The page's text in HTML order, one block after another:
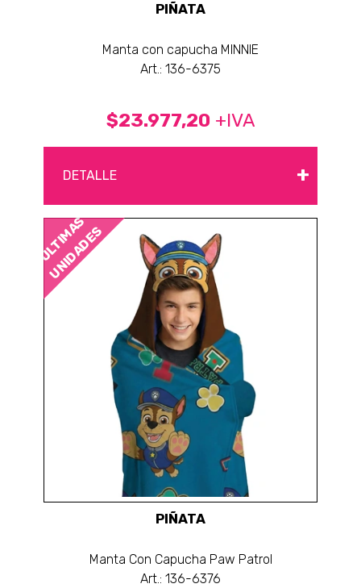
PIÑATA
Manta con capucha MINNIE
Art.: 136-6375
$23.977,20 +IVA
DETALLE +
ÚLTIMAS
UNIDADES
PIÑATA
Manta Con Capucha Paw Patrol
Art.: 136-6376